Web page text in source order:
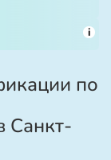
i
по
Санкт-